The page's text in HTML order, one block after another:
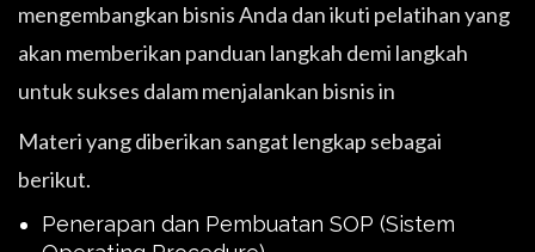
mengembangkan bisnis Anda dan ikuti pelatihan yang
akan memberikan panduan langkah demi langkah
untuk sukses dalam menjalankan bisnis in
Materi yang diberikan sangat lengkap sebagai
berikut.
Penerapan dan Pembuatan SOP (Sistem